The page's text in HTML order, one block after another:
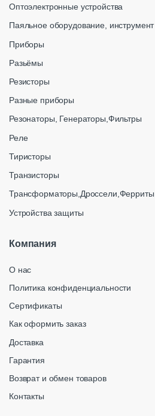
Оптоэлектронные устройства
Паяльное оборудование, инструмент
Приборы
Разьёмы
Резисторы
Разные приборы
Резонаторы, Генераторы,Фильтры
Реле
Тиристоры
Транзисторы
Трансформаторы,Дроссели,Ферриты
Устройства защиты
Компания
О нас
Политика конфиденциальности
Сертификаты
Как оформить заказ
Доставка
Гарантия
Возврат и обмен товаров
Контакты